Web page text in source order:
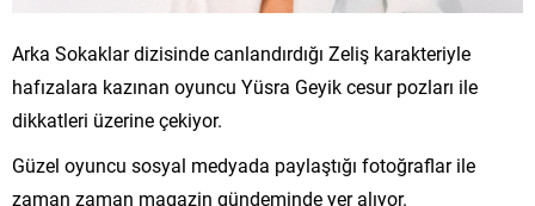
Arka Sokaklar dizisinde canlandırdığı Zeliş karakteriyle
hafızalara kazınan oyuncu Yüsra Geyik cesur pozları ile
dikkatleri üzerine çekiyor.
Güzel oyuncu sosyal medyada paylaştığı fotoğraflar ile
zaman zaman magazin gündeminde yer alıyor.